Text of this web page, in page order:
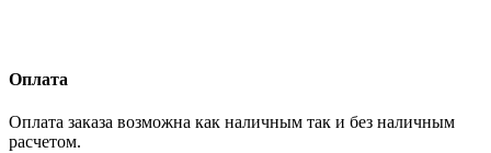
Оплата
Оплата заказа возможна как наличным так и без наличным
расчетом.